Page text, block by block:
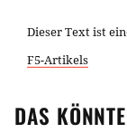
Dieser Text ist
F5-Artikels
DAS